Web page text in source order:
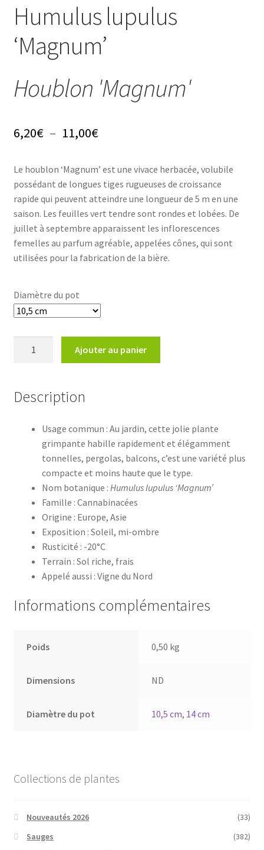
Avis GOOGLE
Humulus lupulus
‘Magnum’
Houblon 'Magnum'
6,20€ – 11,00€Plage
prix :
6,20€
à
11,00€
Le houblon ‘Magnum’ est une vivace herbacée, volubile
possédant de longues tiges rugueuses de croissance
rapide qui peuvent atteindre une longueur de 5 m en une
saison. Les feuilles vert tendre sont rondes et lobées. De
juillet à septembre apparaissent les inflorescences
femelles au parfum agréable, appelées cônes, qui sont
utilisées pour la fabrication de la bière.
Diamètre du pot
'Magnum'
Ajouter au panier
Description
Usage commun : Au jardin, cette jolie plante
grimpante habille rapidement et élégamment
tonnelles, pergolas, balcons, c’est une variété plus
compacte et moins haute que le type.
Nom botanique : Humulus lupulus ‘Magnum’
Famille : Cannabinacées
Origine : Europe, Asie
Exposition : Soleil, mi-ombre
Rusticité : -20°C
Terrain : Sol riche, frais
Appelé aussi : Vigne du Nord
Informations complémentaires
Poids 0,50 kg
Dimensions ND
Diamètre du pot 10,5 cm, 14 cm
Collections de plantes
Nouveautés 2026
(33)
Sauges
(382)